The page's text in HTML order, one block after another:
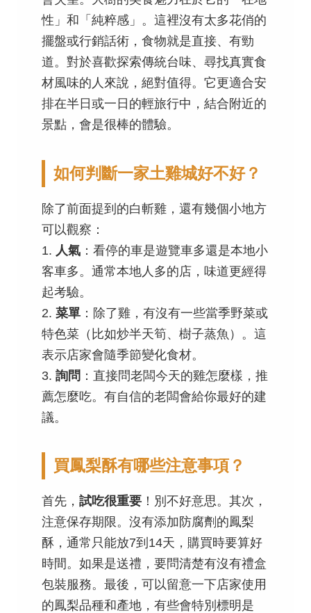
性」和「純粹感」。這裡沒有太多花俏的
擺盤或行銷話術，食物就是直接、有勁
道。對於喜歡探索傳統台味、尋找真實食
材風味的人來說，絕對值得。它更適合安
排在半日或一日的輕旅行中，結合附近的
景點，會是很棒的體驗。
如何判斷一家土雞城好不好？
除了前面提到的白斬雞，還有幾個小地方
可以觀察：
1. 人氣 ：看停的車是遊覽車多還是本地小
客車多。通常本地人多的店，味道更經得
起考驗。
2. 菜單 ：除了雞，有沒有一些當季野菜或
特色菜（比如炒半天筍、樹子蒸魚）。這
表示店家會隨季節變化食材。
3. 詢問 ：直接問老闆今天的雞怎麼樣，推
薦怎麼吃。有自信的老闆會給你最好的建
議。
買鳳梨酥有哪些注意事項？
首先， 試吃很重要 ！別不好意思。其次，
注意保存期限。沒有添加防腐劑的鳳梨
酥，通常只能放7到14天，購買時要算好
時間。如果是送禮，要問清楚有沒有禮盒
包裝服務。最後，可以留意一下店家使用
的鳳梨品種和產地，有些會特別標明是